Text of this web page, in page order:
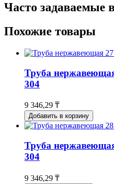
Часто задаваемые
Похожие товары
Труба
304
9 346,29 ₸
Добавить в корзину
Труба
304
9 346,29 ₸